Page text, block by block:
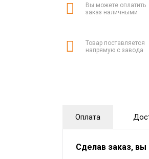
Вы можете оплатить
заказ наличными
Товар поставляется
напрямую с завода
Оплата
Сделав заказ,